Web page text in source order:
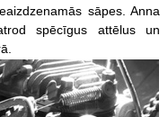
sāpes. Anna
spēcīgus attēlus un